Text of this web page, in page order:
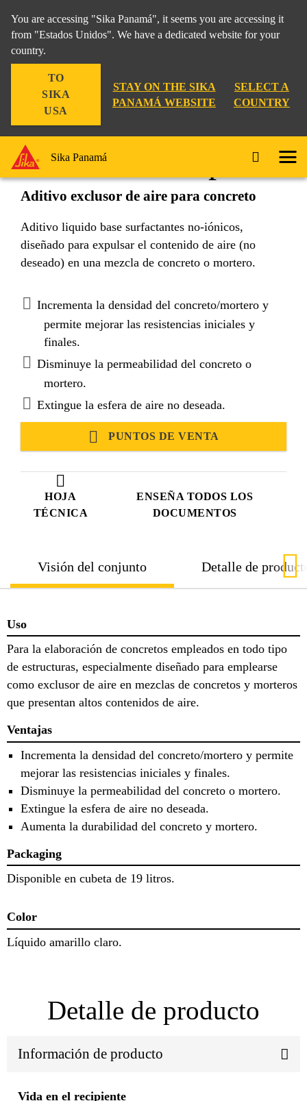
You are accessing "Sika Panamá", it seems you are accessing it
from "Estados Unidos". We have a dedicated website for your
country.
TO
SIKA
USA
STAY ON THE SIKA
PANAMÁ WEBSITE
SELECT A
COUNTRY
Sika Panamá
HOJA
TÉCNICA
ENSEÑA TODOS LOS
DOCUMENTOS
Sika® Aer Expeller
Aditivo exclusor de aire para concreto
Aditivo liquido base surfactantes no-iónicos,
diseñado para expulsar el contenido de aire (no
deseado) en una mezcla de concreto o mortero.
Incrementa la densidad del concreto/mortero y
permite mejorar las resistencias iniciales y
finales.
Disminuye la permeabilidad del concreto o
mortero.
Extingue la esfera de aire no deseada.
PUNTOS DE VENTA
Visión del conjunto Detalle de
Uso
Para la elaboración de concretos empleados en todo tipo
de estructuras, especialmente diseñado para emplearse
como exclusor de aire en mezclas de concretos y morteros
que presentan altos contenidos de aire.
Ventajas
Incrementa la densidad del concreto/mortero y permite
mejorar las resistencias iniciales y finales.
Disminuye la permeabilidad del concreto o mortero.
Extingue la esfera de aire no deseada.
Aumenta la durabilidad del concreto y mortero.
Packaging
Disponible en cubeta de 19 litros.
Color
Líquido amarillo claro.
Detalle de producto
Información de producto
Vida en el recipiente